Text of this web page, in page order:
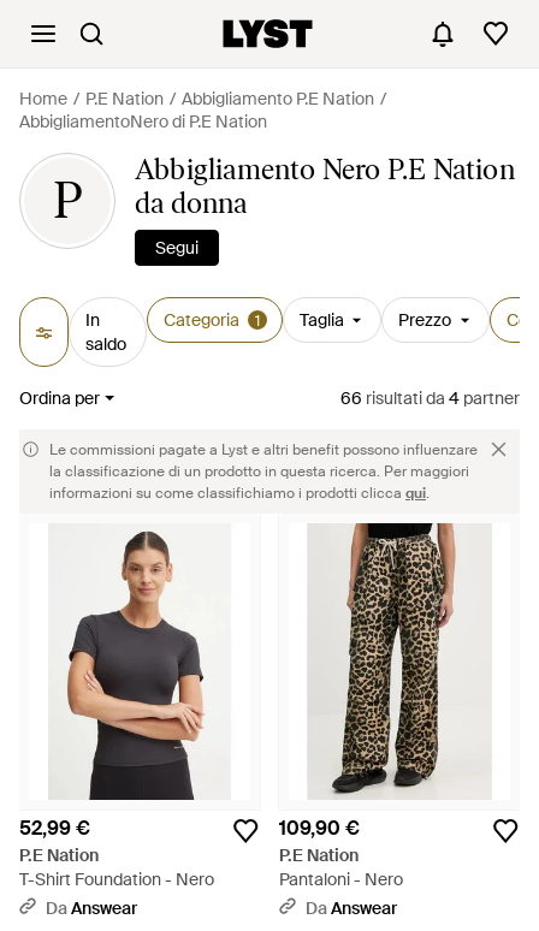
Home P.E Nation
Abbigliamento P.E Nation
AbbigliamentoNero di P.E Nation
P
Abbigliamento Nero P.E Nation
da donna
Segui
In
saldo
Categoria 1 Taglia Prezzo
Ordina per 66 risultatida 4 partner
Le commissioni pagate a Lyst e altri benefit possono influenzare
la classificazione di un prodotto in questa ricerca. Per maggiori
informazioni su come classifichiamo i prodotti clicca qui.
52,99 €
P.E Nation
T-Shirt Foundation - Nero
DaAnswear
109,90 €
P.E Nation
Pantaloni - Nero
DaAnswear